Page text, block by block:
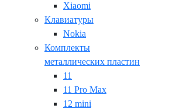
Xiaomi
Клавиатуры
Nokia
Комплекты
металлических пластин
11
11 Pro Max
12 mini